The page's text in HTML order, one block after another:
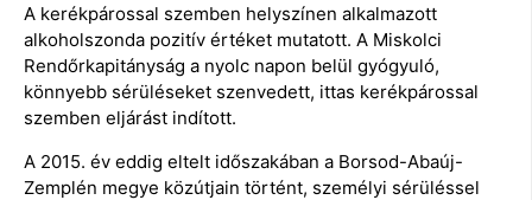
A kerékpárossal szemben helyszínen alkalmazott
alkoholszonda pozitív értéket mutatott. A Miskolci
Rendőrkapitányság a nyolc napon belül gyógyuló,
könnyebb sérüléseket szenvedett, ittas kerékpárossal
szemben eljárást indított.
A 2015. év eddig eltelt időszakában a Borsod-Abaúj-
Zemplén megye közútjain történt, személyi sérüléssel